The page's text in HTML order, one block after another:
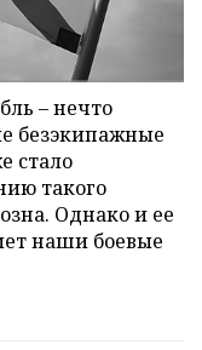
– нечто
безэкипажные
стало
такого
Однако и ее
наши боевые